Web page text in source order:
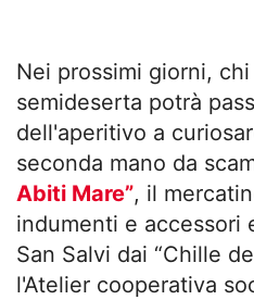
Nei prossimi giorni,
semideserta potrà
dell'aperitivo a
seconda mano da
Abiti Mare”, il
indumenti e accessori
San Salvi dai “Chille
l'Atelier cooperativa